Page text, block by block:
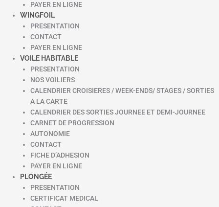
PAYER EN LIGNE
WINGFOIL
PRESENTATION
CONTACT
PAYER EN LIGNE
VOILE HABITABLE
PRESENTATION
NOS VOILIERS
CALENDRIER CROISIERES / WEEK-ENDS/ STAGES / SORTIES
A LA CARTE
CALENDRIER DES SORTIES JOURNEE ET DEMI-JOURNEE
CARNET DE PROGRESSION
AUTONOMIE
CONTACT
FICHE D’ADHESION
PAYER EN LIGNE
PLONGÉE
PRESENTATION
CERTIFICAT MEDICAL